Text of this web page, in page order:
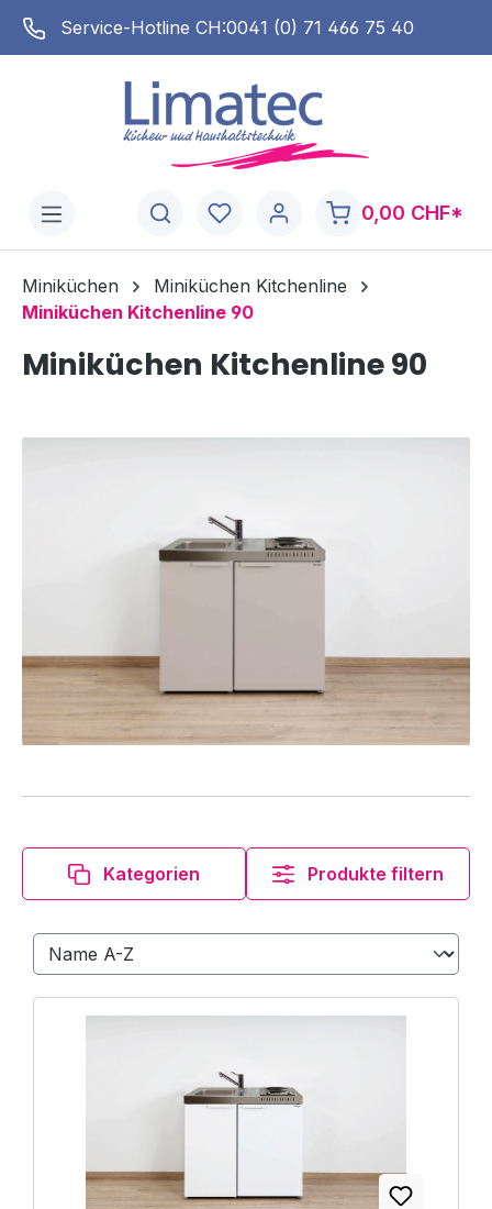
springen
Service-Hotline CH:0041 (0) 71 466 75 40
0,00 CHF*
Miniküchen
Miniküchen Kitchenline
Miniküchen Kitchenline 90
Miniküchen Kitchenline 90
Kategorien Produkte filtern